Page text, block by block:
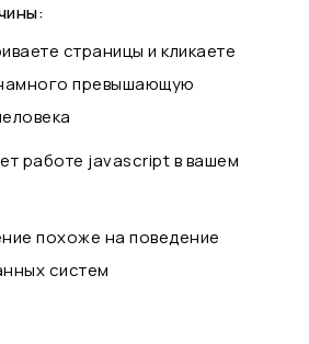
страницы и кликаете
превышающую
работе javascript в вашем
похоже на поведение
систем